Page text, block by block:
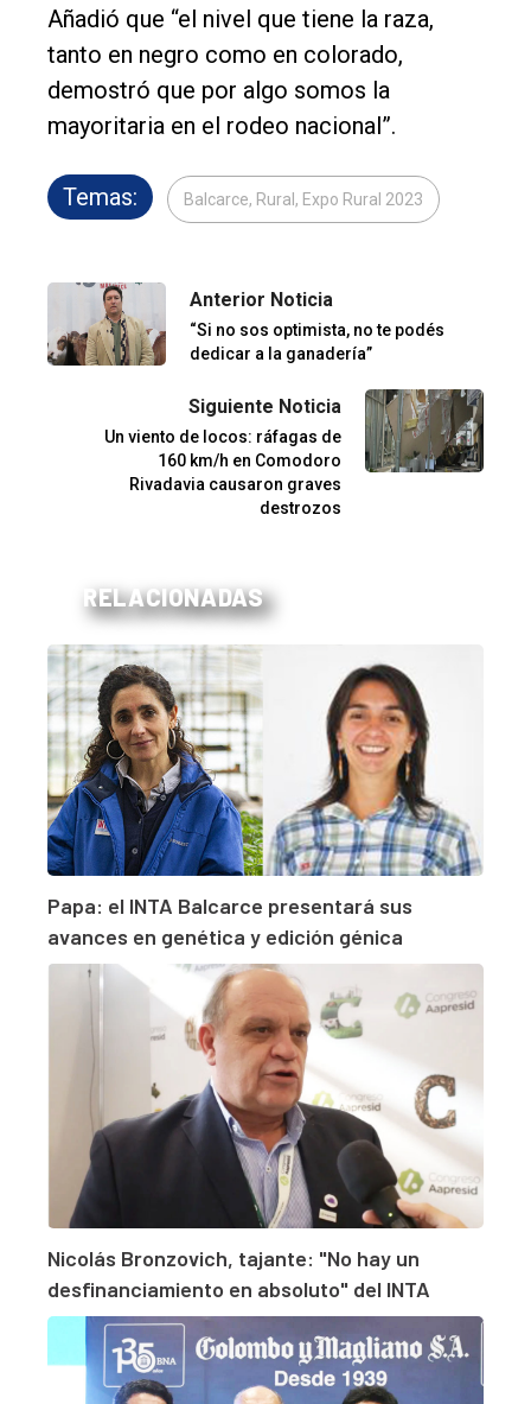
Añadió que “el nivel que tiene la raza,
tanto en negro como en colorado,
demostró que por algo somos la
mayoritaria en el rodeo nacional”.
Temas: Balcarce, Rural, Expo Rural 2023
Anterior Noticia
“Si no sos optimista, no te podés
dedicar a la ganadería”
Siguiente Noticia
Un viento de locos: ráfagas de
160 km/h en Comodoro
Rivadavia causaron graves
destrozos
RELACIONADAS
Papa: el INTA Balcarce presentará sus
avances en genética y edición génica
Nicolás Bronzovich, tajante: "No hay un
desfinanciamiento en absoluto" del INTA